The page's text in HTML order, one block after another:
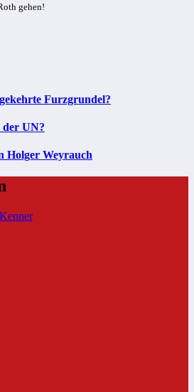
gehen!
Furzgrundel?
der UN?
Holger Weyrauch